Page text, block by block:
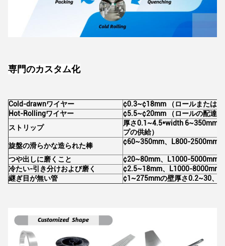
専門のカスタム化
Cold-drawnワイヤー
¢0.3~¢18mm （ロールまたは
Hot-Rollingワイヤー
¢5.5~¢20mm （ロールの配達）
ストリップ
厚さ0.1~4.5*width 6~350mm
プの供給）
旋盤の滑らかな造られた棒
¢60~350mm、L800-2500mm
つや出しに磨くこと
¢20~80mm、L1000-5000mm
冷たい-引き分けおよび磨く
¢2.5~18mm、L1000-8000mm
継ぎ目が無い管
¢1~275mmの壁厚さ0.2~30、